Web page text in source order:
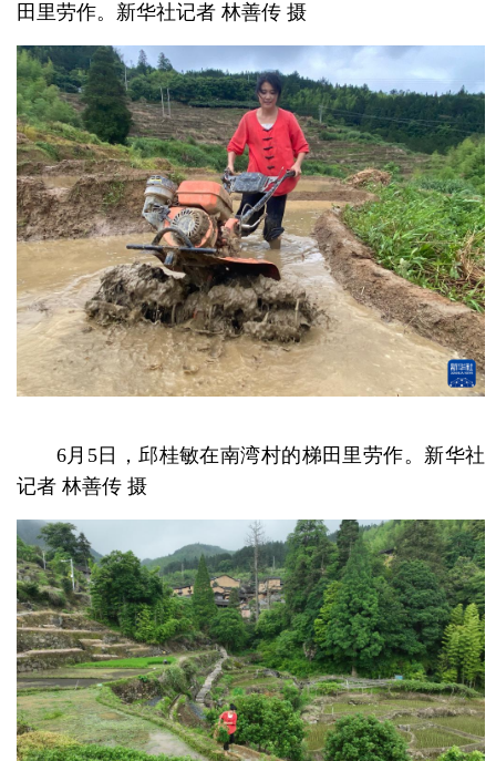
田里劳作。新华社记者 林善传 摄
6月5日，邱桂敏在南湾村的梯田里劳作。新华社
记者 林善传 摄